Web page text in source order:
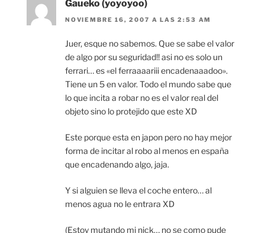
Gaueko (yoyoyoo)
NOVIEMBRE 16, 2007 A LAS 2:53 AM
Juer, esque no sabemos. Que se sabe el valor
de algo por su seguridad!! asi no es solo un
ferrari… es «el ferraaaariii encadenaaadoo».
Tiene un 5 en valor. Todo el mundo sabe que
lo que incita a robar no es el valor real del
objeto sino lo protejido que este XD
Este porque esta en japon pero no hay mejor
forma de incitar al robo al menos en españa
que encadenando algo, jaja.
Y si alguien se lleva el coche entero… al
menos agua no le entrara XD
(Estoy mutando mi nick… no se como pude